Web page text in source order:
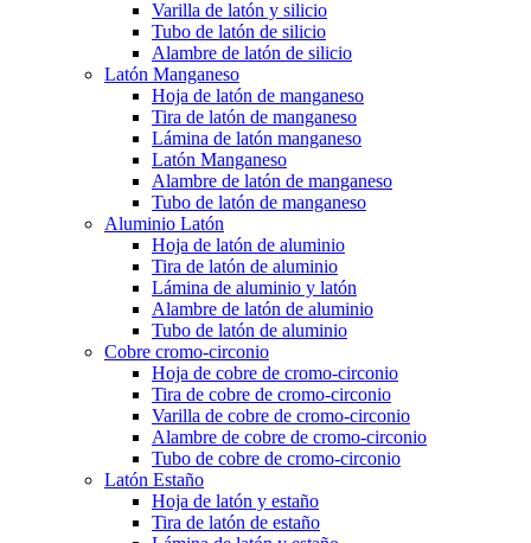
Varilla de latón y silicio
Tubo de latón de silicio
Alambre de latón de silicio
Latón Manganeso
Hoja de latón de manganeso
Tira de latón de manganeso
Lámina de latón manganeso
Latón Manganeso
Alambre de latón de manganeso
Tubo de latón de manganeso
Aluminio Latón
Hoja de latón de aluminio
Tira de latón de aluminio
Lámina de aluminio y latón
Alambre de latón de aluminio
Tubo de latón de aluminio
Cobre cromo-circonio
Hoja de cobre de cromo-circonio
Tira de cobre de cromo-circonio
Varilla de cobre de cromo-circonio
Alambre de cobre de cromo-circonio
Tubo de cobre de cromo-circonio
Latón Estaño
Hoja de latón y estaño
Tira de latón de estaño